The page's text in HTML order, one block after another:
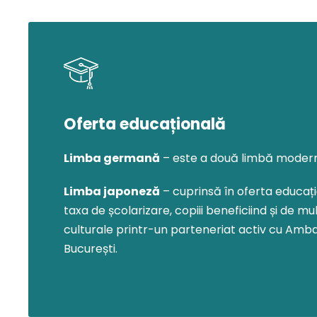
Oferta educațională
Limba germană – este a două limbă
Limba japoneză – cuprinsă în oferta
taxa de școlarizare, copiii beneficiind și de
culturale printr-un parteneriat activ cu
București.
Activități
În limita numărului de ore care se pot aloca
organizează vizite tematice la fabrica de
jucarii, fabrica de ciocolată, muzee,
studiouri de televiziune, grădina zoologică,
salină, tabere, parteneriate cu diverse ONG-